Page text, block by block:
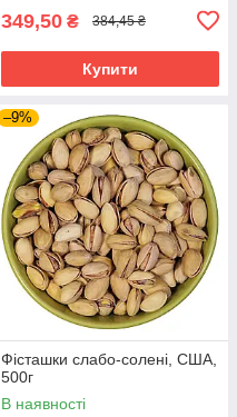
349,50 ₴ 384,45 ₴
Купити
–9%
Фісташки слабо-солені, США,
500г
В наявності